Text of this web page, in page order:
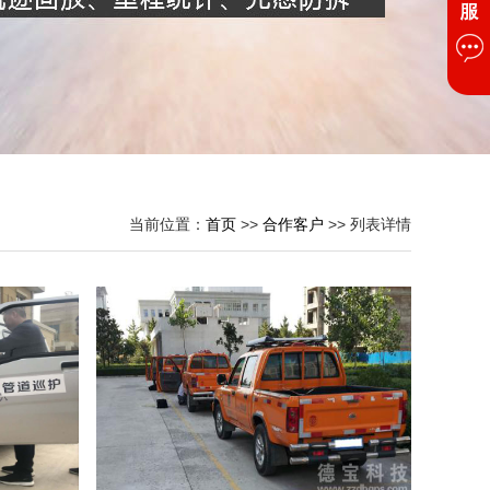
当前位置： 首页 >> 合作客户 >> 列表详情